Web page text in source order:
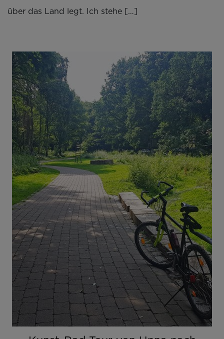
über das Land legt. Ich stehe […]